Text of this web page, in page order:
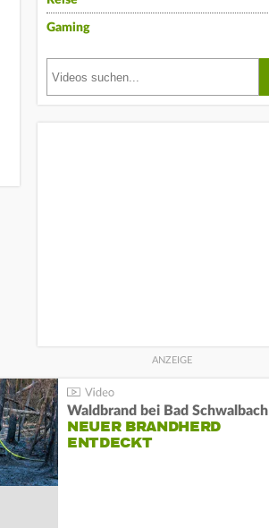
Gaming
Waldbrand bei Bad Schwalbach
NEUER BRANDHERD
ENTDECKT